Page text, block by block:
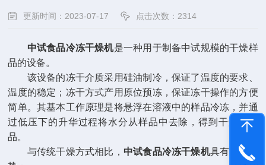
更新时间：2023-07-17 点击次数：2314
中试食品冷冻干燥机是一种用于制备中试规模的干燥样
品的设备。
该设备的冻干介质采用硅油制冷，保证了温度的要求、
温度的稳定；冻干方式产用原位预冻，保证冻干操作的方便
简单。其基本工作原理是将悬浮在溶液中的样品冷冻，并通
过低压下的升华过程将水分从样品中去除，得到干燥的产
品。
与传统干燥方式相比， 中试食品冷冻干燥机具有以下优